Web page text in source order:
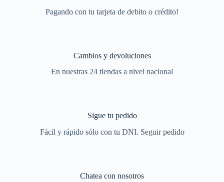
Pagando con tu tarjeta de debito o crédito!
Cambios y devoluciones
En nuestras 24 tiendas a nivel nacional
Sigue tu pedido
Fácil y rápido sólo con tu DNI. Seguir pedido
Chatea con nosotros